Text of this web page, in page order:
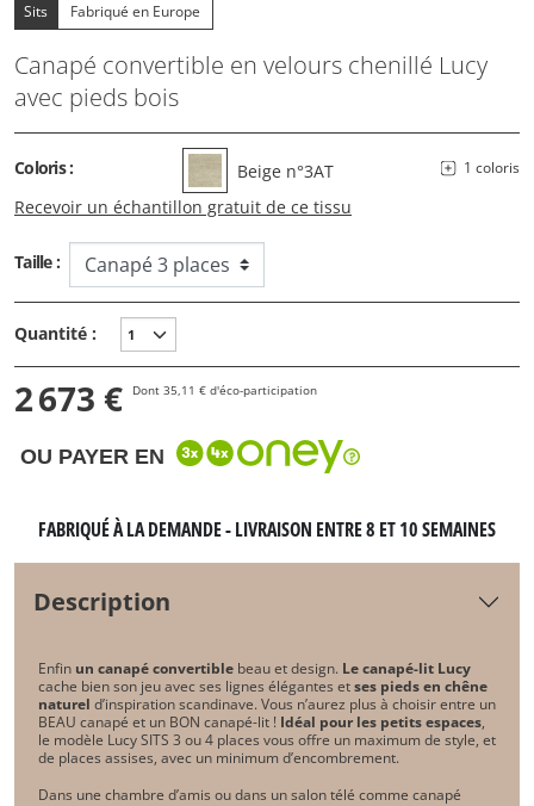
Sits Fabriqué en Europe
Canapé convertible en velours chenillé Lucy
avec pieds bois
Coloris : Beige n°3AT 1 coloris
Recevoir un échantillon gratuit de ce tissu
Taille :
Quantité :
2 673 € Dont 35,11 € d'éco-participation
OU PAYER EN
FABRIQUÉ À LA DEMANDE - LIVRAISON ENTRE 8 ET 10 SEMAINES
Description
Enfin un canapé convertible beau et design. Le canapé-lit Lucy
cache bien son jeu avec ses lignes élégantes etses pieds en chêne
naturel d’inspiration scandinave. Vous n’aurez plus à choisir entre un
BEAU canapé et un BON canapé-lit ! Idéal pour les petits espaces,
le modèle Lucy SITS 3 ou 4 places vous offre un maximum de style, et
de places assises, avec un minimum d’encombrement.
Dans une chambre d’amis ou dans un salon télé comme canapé